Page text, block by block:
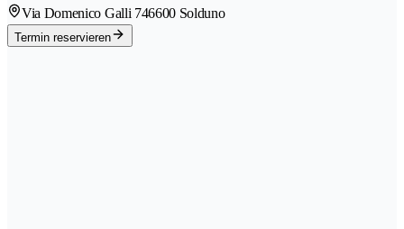
Via Domenico Galli 746600 Solduno
Termin reservieren